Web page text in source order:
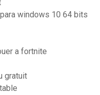
windows 10 64 bits
a fortnite
gratuit